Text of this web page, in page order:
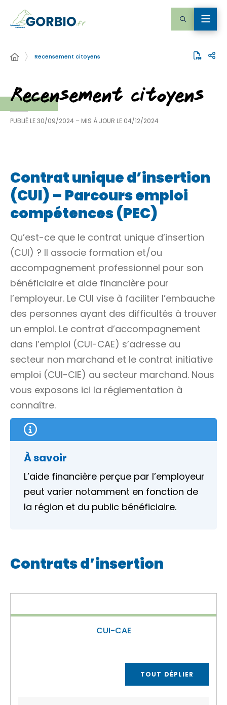
Recensement citoyens
Recensement citoyens
PUBLIÉ LE30/09/2024 – MIS À JOUR LE 04/12/2024
Contrat unique d’insertion
(CUI) – Parcours emploi
compétences (PEC)
Qu’est-ce que le contrat unique d’insertion
(CUI) ? Il associe formation et/ou
accompagnement professionnel pour son
bénéficiaire et aide financière pour
l’employeur. Le CUI vise à faciliter l’embauche
des personnes ayant des difficultés à trouver
un emploi. Le contrat d’accompagnement
dans l’emploi (CUI-CAE) s’adresse au
secteur non marchand et le contrat initiative
emploi (CUI-CIE) au secteur marchand. Nous
vous exposons ici la réglementation à
connaître.
À savoir
L’aide financière perçue par l’employeur
peut varier notamment en fonction de
la région et du public bénéficiaire.
Contrats d’insertion
CUI-CAE
TOUT DÉPLIER